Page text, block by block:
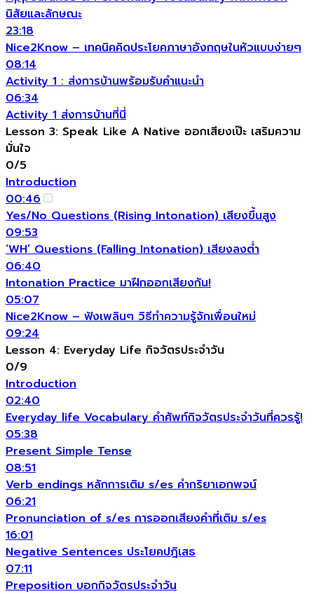
นิสัยและลักษณะ
23:18
Nice2Know – เทคนิคคิดประโยคภาษาอังกฤษในหัวแบบง่ายๆ
08:14
Activity 1 : ส่งการบ้านพร้อมรับคำแนะนำ
06:34
Activity 1 ส่งการบ้านที่นี่
Lesson 3: Speak Like A Native ออกเสียงเป๊ะ เสริมความ
มั่นใจ
0/5
Introduction
00:46
Yes/No Questions (Rising Intonation) เสียงขึ้นสูง
09:53
‘WH’ Questions (Falling Intonation) เสียงลงต่ำ
06:40
Intonation Practice มาฝึกออกเสียงกัน!
05:07
Nice2Know – ฟังเพลินๆ วิธีทำความรู้จักเพื่อนใหม่
09:24
Lesson 4: Everyday Life กิจวัตรประจำวัน
0/9
Introduction
02:40
Everyday life Vocabulary คำศัพท์กิจวัตรประจำวันที่ควรรู้!
05:38
Present Simple Tense
08:51
Verb endings หลักการเติม s/es คำกริยาเอกพจน์
06:21
Pronunciation of s/es การออกเสียงคำที่เติม s/es
16:01
Negative Sentences ประโยคปฎิเสธ
07:11
Preposition บอกกิจวัตรประจำวัน